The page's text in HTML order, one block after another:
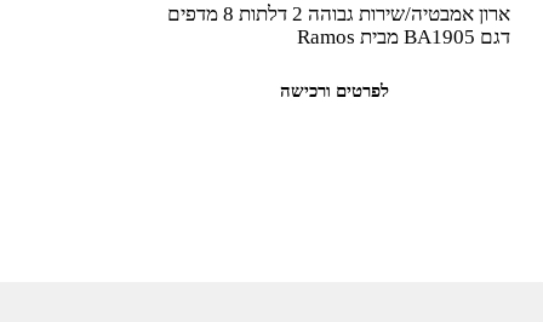
ארון אמבטיה/שירות גבוהה 2 דלתות 8 מדפים
דגם BA1905 מבית Ramos
לפרטים ורכישה